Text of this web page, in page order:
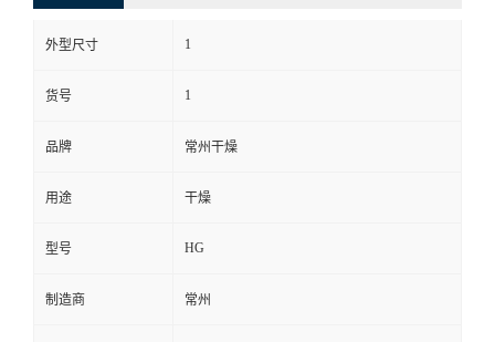
外型尺寸 1
货号 1
品牌 常州干燥
用途 干燥
型号 HG
制造商 常州